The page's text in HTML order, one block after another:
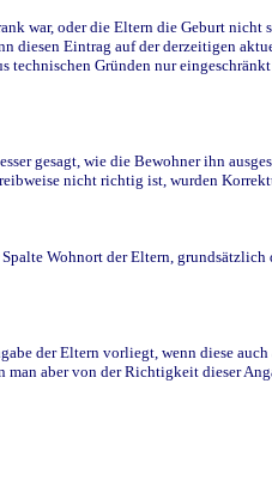
war, oder die Eltern die Geburt nicht
diesen Eintrag auf der derzeitigen
technischen Gründen nur
gesagt, wie die Bewohner ihn
nicht richtig ist, wurden
Wohnort der Eltern, grundsätzlich
der Eltern vorliegt, wenn diese
aber von der Richtigkeit dieser